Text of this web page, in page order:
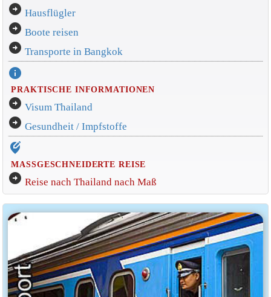
arrow_circle_right Hausflügler
arrow_circle_right Boote reisen
arrow_circle_right Transporte in Bangkok
info
PRAKTISCHE INFORMATIONEN
arrow_circle_right Visum Thailand
arrow_circle_right Gesundheit / Impfstoffe
edit_location_alt
MASSGESCHNEIDERTE REISE
arrow_circle_right Reise nach Thailand nach Maß